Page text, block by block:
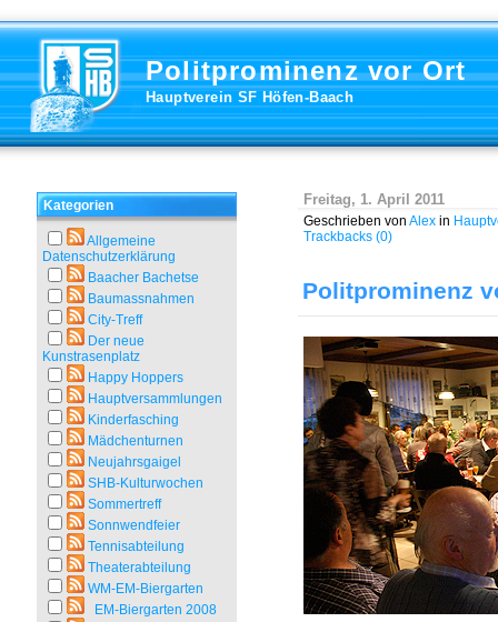
Politprominenz vor Ort
Hauptverein SF Höfen-Baach
Kategorien
Allgemeine
Datenschutzerklärung
Baacher Bachetse
Baumassnahmen
City-Treff
Der neue
Kunstrasenplatz
Happy Hoppers
Hauptversammlungen
Kinderfasching
Mädchenturnen
Neujahrsgaigel
SHB-Kulturwochen
Sommertreff
Sonnwendfeier
Tennisabteilung
Theaterabteilung
WM-EM-Biergarten
EM-Biergarten 2008
Freitag, 1. April 2011
Geschrieben von Alex in
Trackbacks (0)
Politprominenz